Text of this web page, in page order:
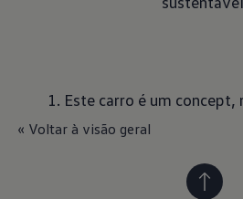
1. Este carro é um concept,
« Voltar à visão geral